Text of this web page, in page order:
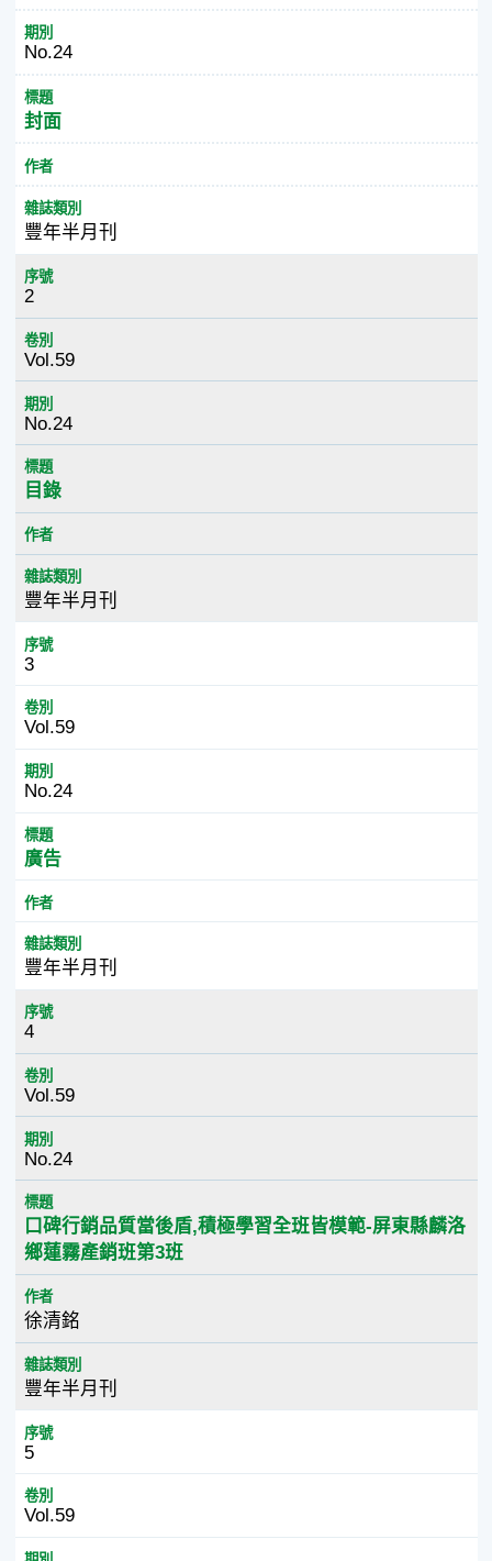
期別
No.24
標題
封面
作者
雜誌類別
豐年半月刊
序號
2
卷別
Vol.59
期別
No.24
標題
目錄
作者
雜誌類別
豐年半月刊
序號
3
卷別
Vol.59
期別
No.24
標題
廣告
作者
雜誌類別
豐年半月刊
序號
4
卷別
Vol.59
期別
No.24
標題
口碑行銷品質當後盾,積極學習全班皆模範-屏東縣麟洛
鄉蓮霧產銷班第3班
作者
徐清銘
雜誌類別
豐年半月刊
序號
5
卷別
Vol.59